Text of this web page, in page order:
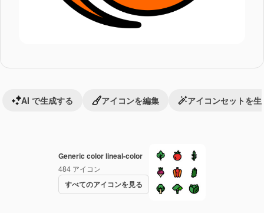
Generic color lineal-color
484 アイコン
すべてのアイコンを見る
AI で生成する アイコンを編集 アイコンセットを生